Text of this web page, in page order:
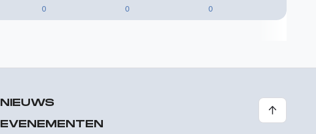
0 0 0
NIEUWS
EVENEMENTEN